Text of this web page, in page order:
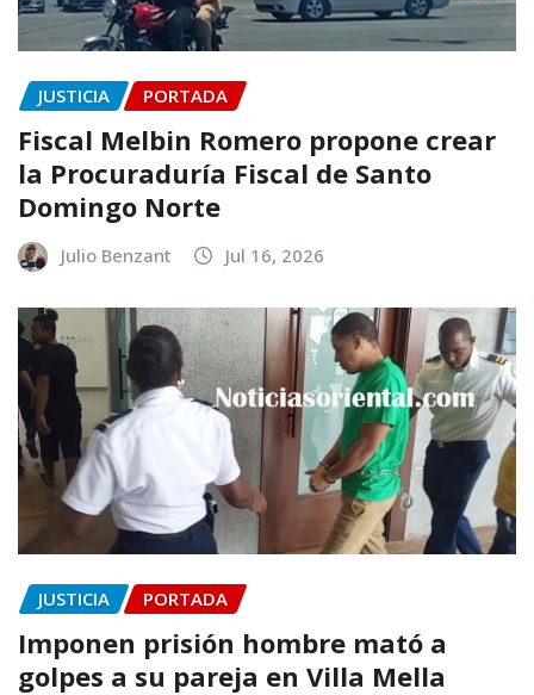
JUSTICIA PORTADA
Fiscal Melbin Romero propone crear
la Procuraduría Fiscal de Santo
Domingo Norte
Julio Benzant Jul 16, 2026
JUSTICIA PORTADA
Imponen prisión hombre mató a
golpes a su pareja en Villa Mella